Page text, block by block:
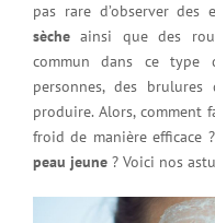
pas rare d’observer des
sèche ainsi que des
commun dans ce type
personnes, des
produire. Alors, comment
froid de manière efficace
peau jeune ? Voici nos